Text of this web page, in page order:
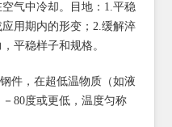
气中冷却。目地：1.平稳
用期内的形变；2.缓解淬
平稳样子和规格。
件，在超低温物质（如液
80度或更低，温度匀称